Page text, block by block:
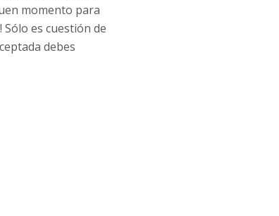
momento para
Sólo es cuestión de
debes